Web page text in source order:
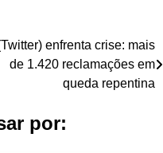
enfrenta crise: mais
de 1.420 reclamações em
queda repentina
por: